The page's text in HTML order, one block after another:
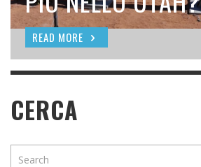
READ MORE
READ MORE
READ MORE
CERCA